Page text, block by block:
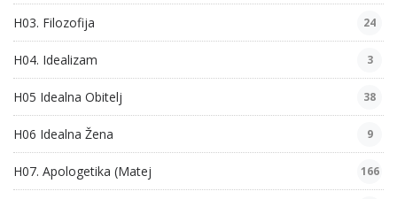
H03. Filozofija 24
H04. Idealizam 3
H05 Idealna Obitelj 38
H06 Idealna Žena 9
H07. Apologetika (Matej 166